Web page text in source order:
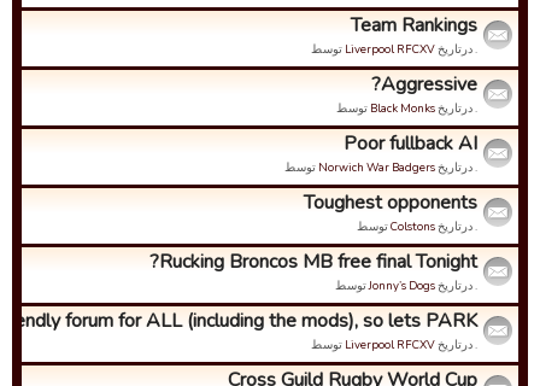
Team Rankings
. درتاریخLiverpool RFCXV توسط
Aggressive?
. درتاریخBlack Monks توسط
Poor fullback AI
. درتاریخNorwich War Badgers توسط
Toughest opponents
. درتاریخColstonsتوسط
Rucking Broncos MB free final Tonight?
. درتاریخJonny’s Dogsتوسط
forum for ALL (including the mods), so lets PARK ...
. درتاریخLiverpool RFCXV توسط
Cross Guild Rugby World Cup